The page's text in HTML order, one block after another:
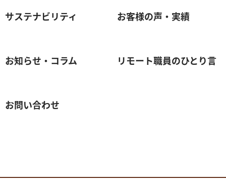
サステナビリティ お客様の声・実績
お知らせ・コラム リモート職員のひとり言
お問い合わせ